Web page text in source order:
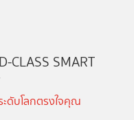
CLASS SMART
ดับโลกตรงใจคุณ